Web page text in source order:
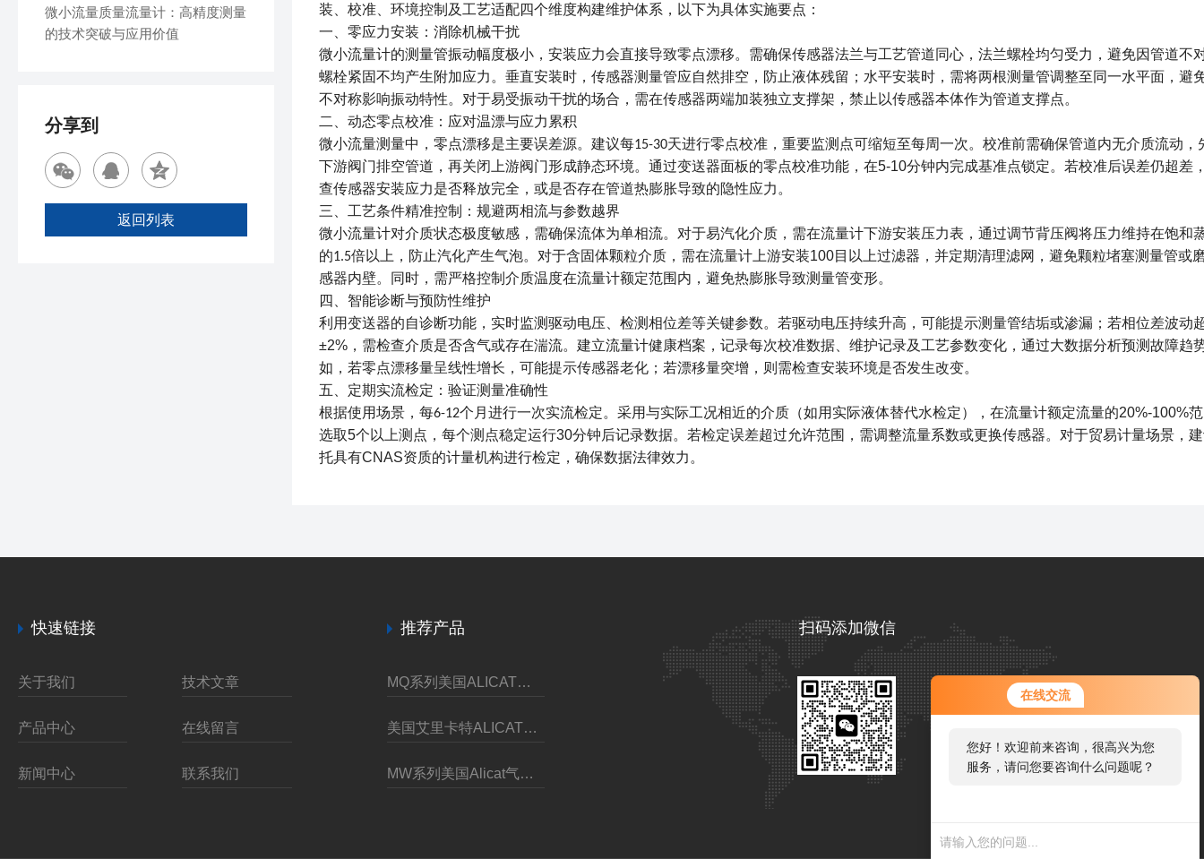
在线交流
您好！欢迎前来咨询，很高兴为您
服务，请问您要咨询什么问题呢？
装、校准、环境控制及工艺适配四个维度构建维护体系，以下为具体实施要点：
一、零应力安装：消除机械干扰
微小流量计的测量管振动幅度极小，安装应力会直接导致零点漂移。需确保传感器法兰与工艺管道同心，法兰螺栓均匀受力，避免因管道不
螺栓紧固不均产生附加应力。垂直安装时，传感器测量管应自然排空，防止液体残留；水平安装时，需将两根测量管调整至同一水平面，避
不对称影响振动特性。对于易受振动干扰的场合，需在传感器两端加装独立支撑架，禁止以传感器本体作为管道支撑点。
二、动态零点校准：应对温漂与应力累积
微小流量测量中，零点漂移是主要误差源。建议每15-30天进行零点校准，重要监测点可缩短至每周一次。校准前需确保管道内无介质流动，
下游阀门排空管道，再关闭上游阀门形成静态环境。通过变送器面板的零点校准功能，在5-10分钟内完成基准点锁定。若校准后误差仍超差
查传感器安装应力是否释放完全 ，或是否存在管道热膨胀导致的隐性应力。
三、工艺条件精准控制：规避两相流与参数越界
微小流量计对介质状态极度敏感，需确保流体为单相流。对于易汽化介质，需在流量计下游安装压力表，通过调节背压阀将压力维持在饱和
的1.5倍以上，防止汽化产生气泡。对于含固体颗粒介质，需在流量计上游安装100目以上过滤器，并定期清理滤网，避免颗粒堵塞测量管或
感器内壁。同时，需严格控制介质温度在流量计额定范围内，避免热膨胀导致测量管变形。
四、智能诊断与预防性维护
利用变送器的自诊断功能，实时监测驱动电压、检测相位差等关键参数。若驱动电压持续升高，可能提示测量管结垢或渗漏；若相位差波动
±2% ，需检查介质是否含气或存在湍流。建立流量计健康档案，记录每次校准数据、维护记录及工艺参数变化，通过大数据分析预测故障趋
如，若零点漂移量呈线性增长，可能提示传感器老化；若漂移量突增，则需检查安装环境是否发生改变。
五、定期实流检定：验证测量准确性
根据使用场景，每6-12个月进行一次实流检定。采用与实际工况相近的介质（如用实际液体替代水检定），在流量计额定流量的20%-100%
选取5个以上测点，每个测点稳定运行30分钟后记录数据。若检定误差超过允许范围，需调整流量系数或更换传感器。对于贸易计量场景，
托具有CNAS资质的计量机构进行检定，确保数据法律效力。
微小流量质量流量计：高精度测量
的技术突破与应用价值
分享到
返回列表
快速链接
关于我们 技术文章
产品中心 在线留言
新闻中心 联系我们
推荐产品
MQ系列美国ALICAT耐高压质量流量控制器
美国艾里卡特ALICAT耐腐蚀抗腐蚀质量流量计
MW系列美国Alicat气体质量流量控制器
扫码添加微信